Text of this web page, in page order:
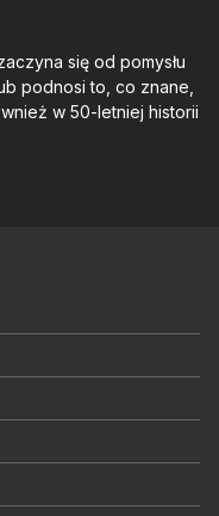
się od pomysłu
podnosi to, co znane,
w 50-letniej historii